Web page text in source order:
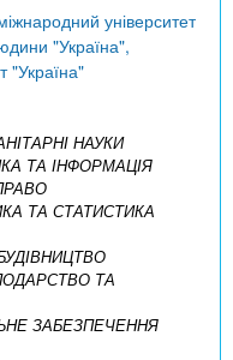
університет
"Україна",
"Україна"
НАУКИ
ТА ІНФОРМАЦІЯ
ТА СТАТИСТИКА
ТА
ЗАБЕЗПЕЧЕННЯ